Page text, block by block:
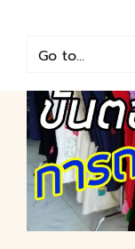
contentGo to...